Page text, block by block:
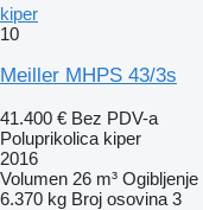
kiper
10
Meiller MHPS 43/3s
41.400 € Bez PDV-a
Poluprikolica kiper
2016
Volumen 26 m³ Ogibljenje
6.370 kg Broj osovina 3